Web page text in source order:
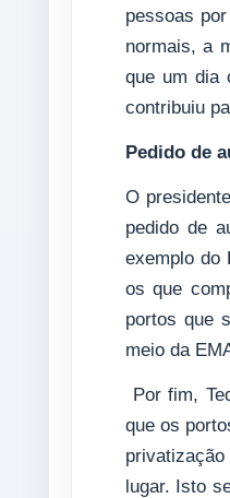
pessoas
normais, a
que um dia
contribuiu
Pedido de
O
pedido de
exemplo do
os que
portos que
meio da
Por fim,
que os
lugar. Isto